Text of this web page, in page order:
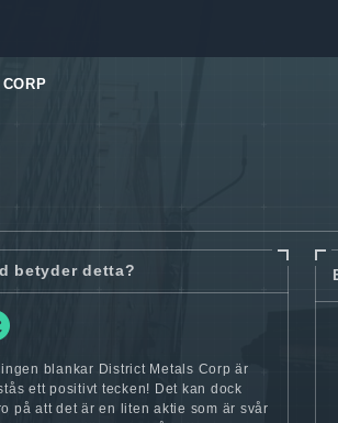
betyder detta?
blankar District Metals Corp är
ett positivt tecken! Det kan dock
på att det är en liten aktie som är svår